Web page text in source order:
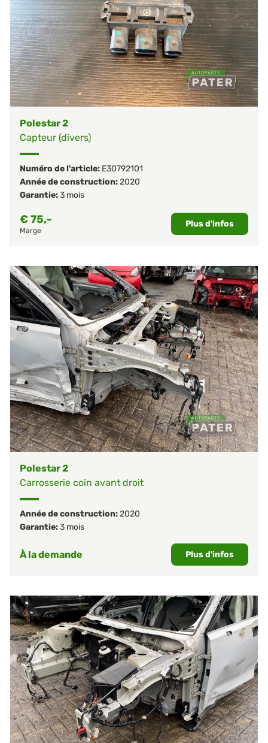
Polestar 2
Capteur (divers)
Numéro de l'article: E30792101
Année de construction:2020
Garantie:3 mois
€75,-
Marge
Plus d'infos
Polestar 2
Carrosserie coin avant droit
Année de construction:2020
Garantie:3 mois
À la demande Plus d'infos